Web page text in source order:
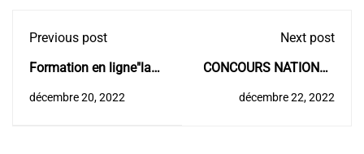
Previous post
Formation en ligne"la
l'organisation d'un
décembre 20, 2022
Next post
CONCOURS NATIONAL
décembre 22, 2022